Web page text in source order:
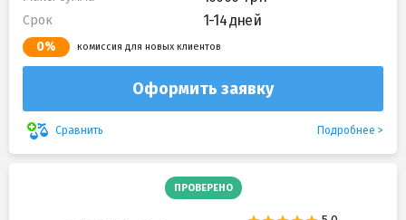
Срок 1-14 дней
0% комиссия для новых клиентов
Оформить заявку
Сравнить Подробнее
ПРОВЕРЕНО